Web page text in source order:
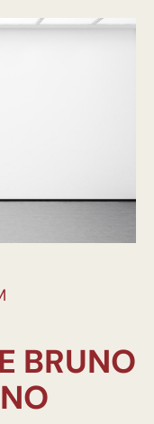
BRUNO